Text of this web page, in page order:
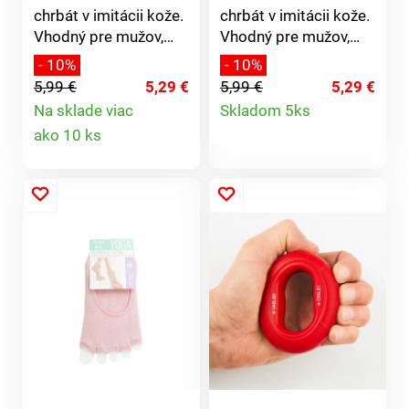
chrbát v imitácii kože.
Vhodný pre mužov,
ženy aj deti.
Praktický.Rozmery:
35x40cm. Materiál:
100% polyuretán.
- 10%
5,99 €
5,29 €
Na sklade viac
ako 10 ks
chrbát v imitácii kože.
Vhodný pre mužov,
ženy aj
deti.PraktickýRozmery:
35x40cmMateriál:
100% polyuretán
- 10%
5,99 €
5,29 €
Skladom 5ks
Detail